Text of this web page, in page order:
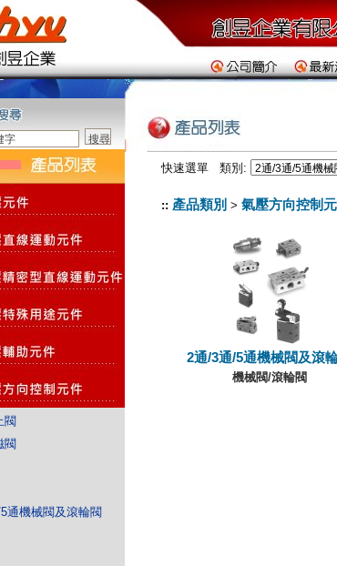
閥
閥
通機械閥及滾輪閥
快速選單 類別:
:: 產品類別 > 氣壓方向控制
2通/3通/5通機械閥及滾
機械閥/滾輪閥